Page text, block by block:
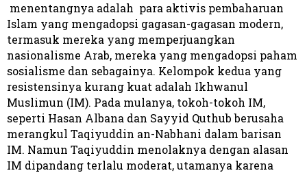
menentangnya adalah para aktivis pembaharuan
Islam yang mengadopsi gagasan-gagasan modern,
termasuk mereka yang memperjuangkan
nasionalisme Arab, mereka yang mengadopsi paham
sosialisme dan sebagainya. Kelompok kedua yang
resistensinya kurang kuat adalah Ikhwanul
Muslimun (IM). Pada mulanya, tokoh-tokoh IM,
seperti Hasan Albana dan Sayyid Quthub berusaha
merangkul Taqiyuddin an-Nabhani dalam barisan
IM. Namun Taqiyuddin menolaknya dengan alasan
IM dipandang terlalu moderat, utamanya karena